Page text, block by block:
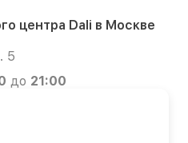
центра Dali в Москве
5
до 21:00